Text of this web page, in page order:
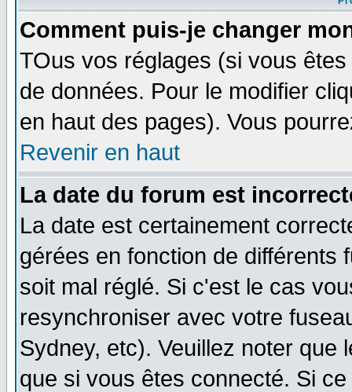
Comment puis-je changer
TOus vos réglages (si vous
de données. Pour le modifier
en haut des pages). Vous
Revenir en haut
La date du forum est
La date est certainement
gérées en fonction de différents
soit mal réglé. Si c'est le cas
resynchroniser avec votre
Sydney, etc). Veuillez noter que
que si vous êtes connecté. Si